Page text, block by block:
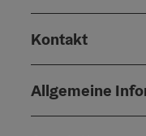
Kontakt
Allgemeine